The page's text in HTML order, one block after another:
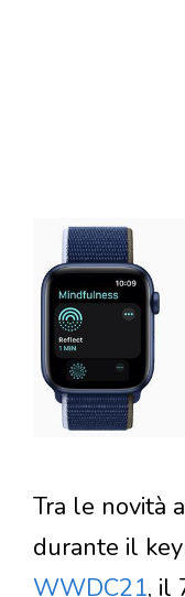
Tra le novità
durante il
WWDC21, il